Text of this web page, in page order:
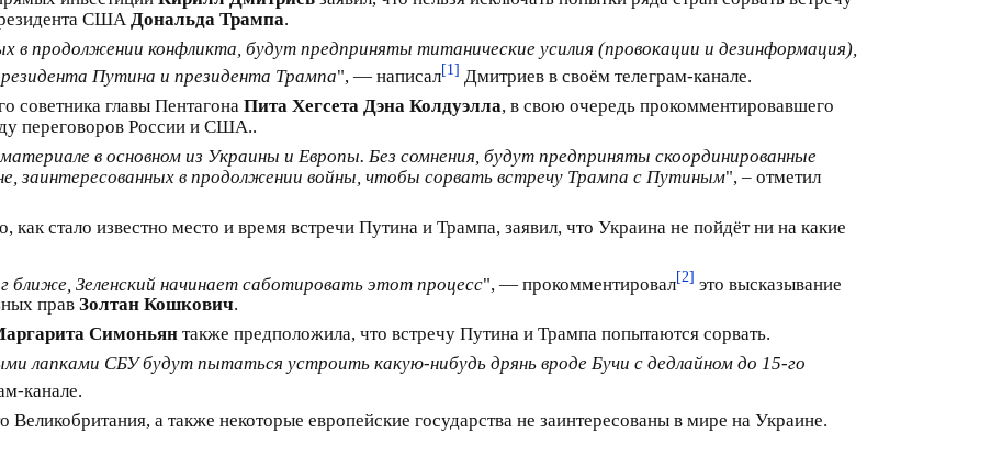
США Дональда Трампа.
в продолжении конфликта, будут предприняты титанические усилия (провокации и дезинформация),
Путина и президента Трампа", — написал[1] Дмитриев в своём телеграм-канале.
советника главы Пентагона Пита Хегсета Дэна Колдуэлла, в свою очередь прокомментировавшего
переговоров России и США..
в основном из Украины и Европы. Без сомнения, будут предприняты скоординированные
заинтересованных в продолжении войны, чтобы сорвать встречу Трампа с Путиным", – отметил
как стало известно место и время встречи Путина и Трампа, заявил, что Украина не пойдёт ни на какие
Зеленский начинает саботировать этот процесс", — прокомментировал[2] это высказывание
прав Золтан Кошкович.
Симоньян также предположила, что встречу Путина и Трампа попытаются сорвать.
лапками СБУ будут пытаться устроить какую-нибудь дрянь вроде Бучи с дедлайном до 15-го
канале.
Великобритания, а также некоторые европейские государства не заинтересованы в мире на Украине.